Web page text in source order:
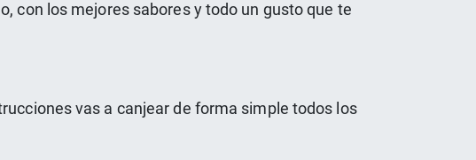
con los mejores sabores y todo un gusto que te
vas a canjear de forma simple todos los